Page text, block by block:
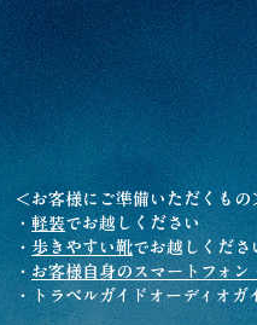
＜お客様にご準備いただくもの
・ 軽装でお越しください
・ 歩きやすい靴でお越しくださ
・ お客様自身のスマートフォン
・トラベルガイドオーディオ